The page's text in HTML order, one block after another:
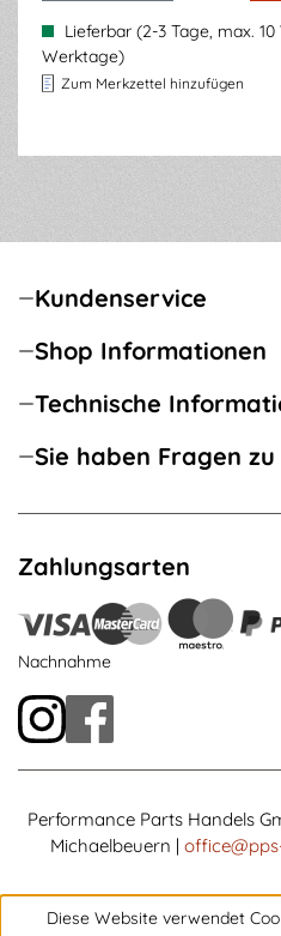
Lieferbar (2-3 Tage, max.
Werktage)
Zum Merkzettel hinzufügen
Kundenservice
Shop Informationen
Technische
Sie haben Fragen
Zahlungsarten
Nachnahme
Performance Parts Handels
Michaelbeuern |
Diese Website verwendet